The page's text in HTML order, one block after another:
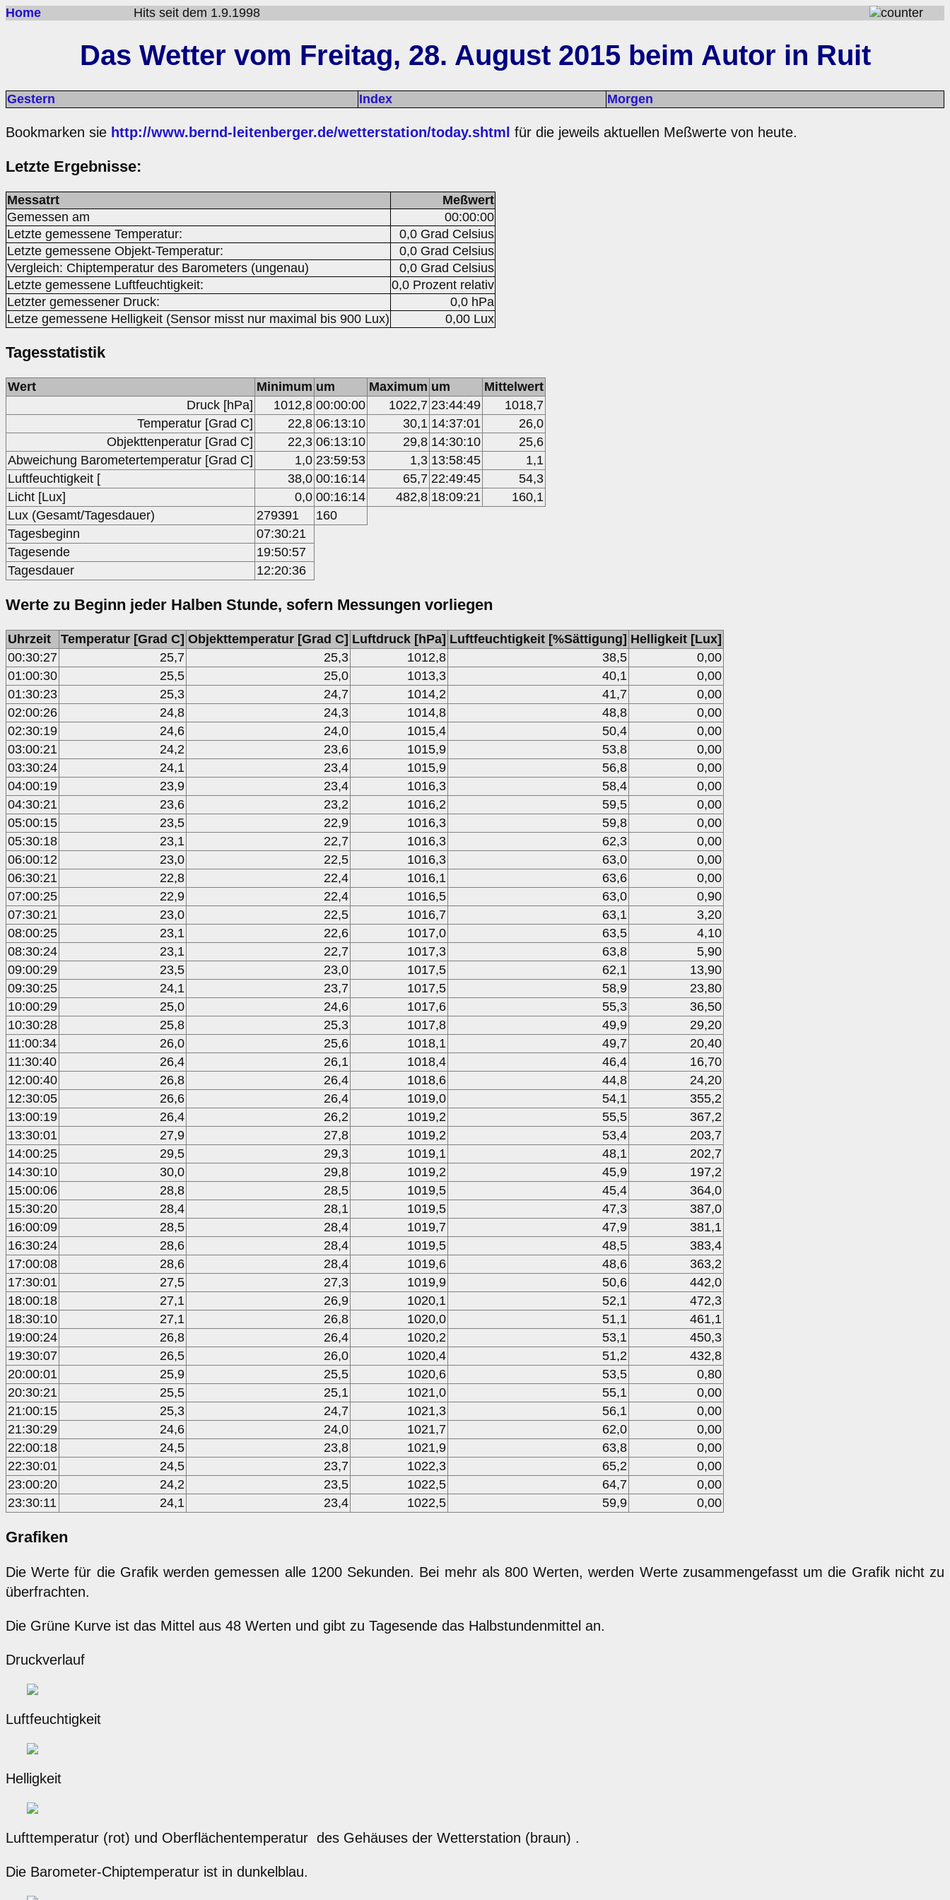
Home Hits seit dem 1.9.1998
Das Wetter vom Freitag, 28. August 2015 beim Autor in Ruit
Gestern Index Morgen
Bookmarken sie http://www.bernd-leitenberger.de/wetterstation/today.shtml für die jeweils aktuellen Meßwerte von heute.
Letzte Ergebnisse:
Messatrt
Meßwert
Gemessen am
00:00:00
Letzte gemessene Temperatur:
0,0 Grad Celsius
Letzte gemessene Objekt-Temperatur:
0,0 Grad Celsius
Vergleich: Chiptemperatur des Barometers (ungenau)
0,0 Grad Celsius
Letzte gemessene Luftfeuchtigkeit:
0,0 Prozent relativ
Letzter gemessener Druck:
0,0 hPa
Letze gemessene Helligkeit (Sensor misst nur maximal bis 900 Lux)
0,00 Lux
Tagesstatistik
Wert Minimum um Maximum um
Mittelwert
Druck [hPa]
1012,8 00:00:00 1022,7 23:44:49
1018,7
Temperatur [Grad C]
22,8 06:13:10 30,1 14:37:01
26,0
Objekttenperatur [Grad C]
22,3 06:13:10 29,8 14:30:10
25,6
Abweichung Barometertemperatur [Grad C]
1,0 23:59:53 1,3 13:58:45
1,1
Luftfeuchtigkeit [
38,0 00:16:14 65,7 22:49:45
54,3
Licht [Lux]
0,0 00:16:14 482,8 18:09:21
160,1
Lux (Gesamt/Tagesdauer)
279391
160
Tagesbeginn
07:30:21
Tagesende
19:50:57
Tagesdauer
12:20:36
Werte zu Beginn jeder Halben Stunde, sofern Messungen vorliegen
Uhrzeit Temperatur [Grad C] Objekttemperatur [Grad C] Luftdruck [hPa] Luftfeuchtigkeit [%Sättigung] Helligkeit [Lux]
00:30:27
25,7 25,3 1012,8 38,5
0,00
01:00:30
25,5 25,0 1013,3 40,1
0,00
01:30:23
25,3 24,7 1014,2 41,7
0,00
02:00:26
24,8 24,3 1014,8 48,8
0,00
02:30:19
24,6 24,0 1015,4 50,4
0,00
03:00:21
24,2 23,6 1015,9 53,8
0,00
03:30:24
24,1 23,4 1015,9 56,8
0,00
04:00:19
23,9 23,4 1016,3 58,4
0,00
04:30:21
23,6 23,2 1016,2 59,5
0,00
05:00:15
23,5 22,9 1016,3 59,8
0,00
05:30:18
23,1 22,7 1016,3 62,3
0,00
06:00:12
23,0 22,5 1016,3 63,0
0,00
06:30:21
22,8 22,4 1016,1 63,6
0,00
07:00:25
22,9 22,4 1016,5 63,0
0,90
07:30:21
23,0 22,5 1016,7 63,1
3,20
08:00:25
23,1 22,6 1017,0 63,5
4,10
08:30:24
23,1 22,7 1017,3 63,8
5,90
09:00:29
23,5 23,0 1017,5 62,1
13,90
09:30:25
24,1 23,7 1017,5 58,9
23,80
10:00:29
25,0 24,6 1017,6 55,3
36,50
10:30:28
25,8 25,3 1017,8 49,9
29,20
11:00:34
26,0 25,6 1018,1 49,7
20,40
11:30:40
26,4 26,1 1018,4 46,4
16,70
12:00:40
26,8 26,4 1018,6 44,8
24,20
12:30:05
26,6 26,4 1019,0 54,1
355,2
13:00:19
26,4 26,2 1019,2 55,5
367,2
13:30:01
27,9 27,8 1019,2 53,4
203,7
14:00:25
29,5 29,3 1019,1 48,1
202,7
14:30:10
30,0 29,8 1019,2 45,9
197,2
15:00:06
28,8 28,5 1019,5 45,4
364,0
15:30:20
28,4 28,1 1019,5 47,3
387,0
16:00:09
28,5 28,4 1019,7 47,9
381,1
16:30:24
28,6 28,4 1019,5 48,5
383,4
17:00:08
28,6 28,4 1019,6 48,6
363,2
17:30:01
27,5 27,3 1019,9 50,6
442,0
18:00:18
27,1 26,9 1020,1 52,1
472,3
18:30:10
27,1 26,8 1020,0 51,1
461,1
19:00:24
26,8 26,4 1020,2 53,1
450,3
19:30:07
26,5 26,0 1020,4 51,2
432,8
20:00:01
25,9 25,5 1020,6 53,5
0,80
20:30:21
25,5 25,1 1021,0 55,1
0,00
21:00:15
25,3 24,7 1021,3 56,1
0,00
21:30:29
24,6 24,0 1021,7 62,0
0,00
22:00:18
24,5 23,8 1021,9 63,8
0,00
22:30:01
24,5 23,7 1022,3 65,2
0,00
23:00:20
24,2 23,5 1022,5 64,7
0,00
23:30:11
24,1 23,4 1022,5 59,9 0,00
Grafiken
Die Werte für die Grafik werden gemessen alle 1200 Sekunden. Bei mehr als 800 Werten, werden Werte zusammengefasst um die Grafik nicht zu
überfrachten.
Die Grüne Kurve ist das Mittel aus 48 Werten und gibt zu Tagesende das Halbstundenmittel an.
Druckverlauf
Luftfeuchtigkeit
Helligkeit
Lufttemperatur (rot) und Oberflächentemperatur des Gehäuses der Wetterstation (braun) .
Die Barometer-Chiptemperatur ist in dunkelblau.